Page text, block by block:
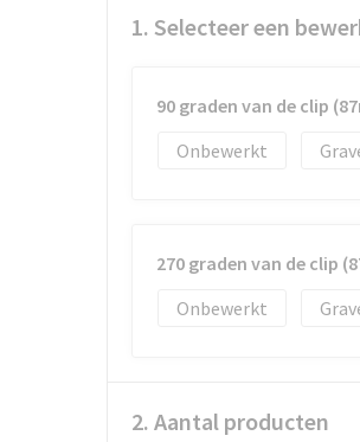
1. Selecteer een
90 graden van de clip
Onbewerkt
270 graden van de clip
Onbewerkt
2. Aantal producten